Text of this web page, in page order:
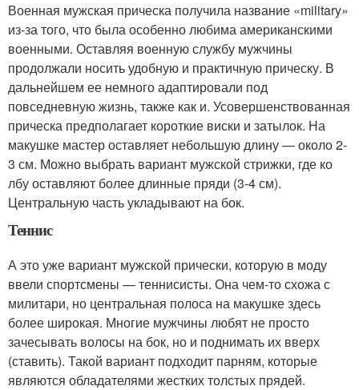
Военная мужская прическа получила название «military»
из-за того, что была особенно любима американскими
военными. Оставляя военную службу мужчины
продолжали носить удобную и практичную прическу. В
дальнейшем ее немного адаптировали под
повседневную жизнь, также как и. Усовершенствованная
прическа предполагает короткие виски и затылок. На
макушке мастер оставляет небольшую длину — около 2-
3 см. Можно выбрать вариант мужской стрижки, где ко
лбу оставляют более длинные пряди (3-4 см).
Центральную часть укладывают на бок.
Теннис
А это уже вариант мужской прически, которую в моду
ввели спортсмены — теннисисты. Она чем-то схожа с
милитари, но центральная полоса на макушке здесь
более широкая. Многие мужчины любят не просто
зачесывать волосы на бок, но и поднимать их вверх
(ставить). Такой вариант подходит парням, которые
являются обладателями жестких толстых прядей.